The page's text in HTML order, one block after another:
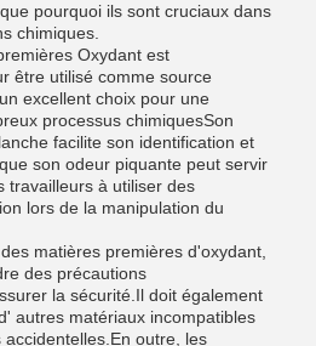
pourquoi ils sont cruciaux dans
chimiques.
Oxydant est
être utilisé comme source
excellent choix pour une
processus chimiquesSon
facilite son identification et
son odeur piquante peut servir
travailleurs à utiliser des
lors de la manipulation du
matières premières d'oxydant,
des précautions
la sécurité.Il doit également
autres matériaux incompatibles
outre, les